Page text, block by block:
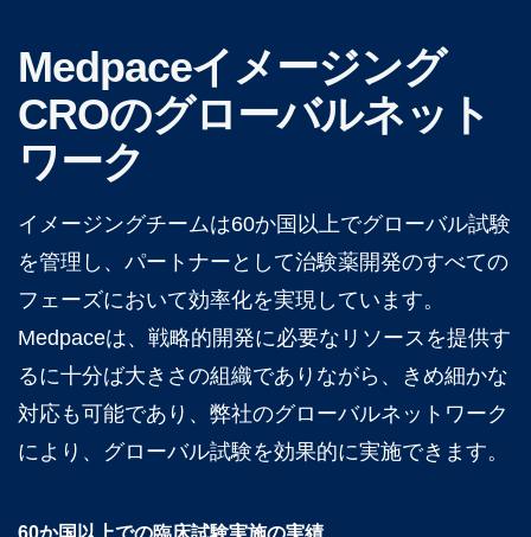
Medpaceイメージング
CROのグローバルネット
ワーク
イメージングチームは60か国以上でグローバル試験
を管理し、パートナーとして治験薬開発のすべての
フェーズにおいて効率化を実現しています。
Medpaceは、戦略的開発に必要なリソースを提供す
るに十分ば大きさの組織でありながら、きめ細かな
対応も可能であり、弊社のグローバルネットワーク
により、グローバル試験を効果的に実施できます。
60か国以上での臨床試験実施の実績